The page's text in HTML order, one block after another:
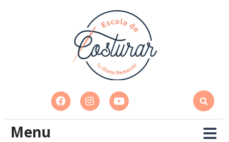
Menu